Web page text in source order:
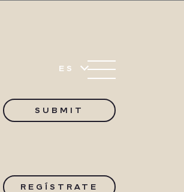
ES
SUBMIT
REGÍSTRATE